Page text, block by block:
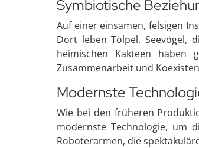
Symbiotische
Auf einer einsamen, felsigen
Dort leben Tölpel, Seevögel,
heimischen Kakteen
Zusammenarbeit und
Modernste
Wie bei den früheren
modernste Technologie, um
Roboterarmen, die